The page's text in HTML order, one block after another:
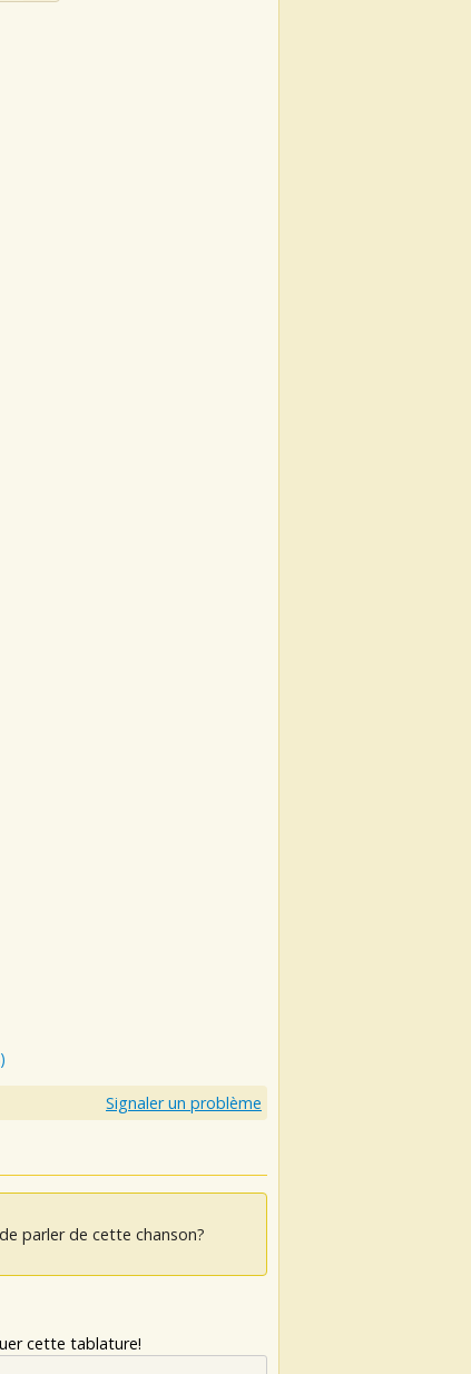
Signaler un problème
parler de cette chanson?
cette tablature!